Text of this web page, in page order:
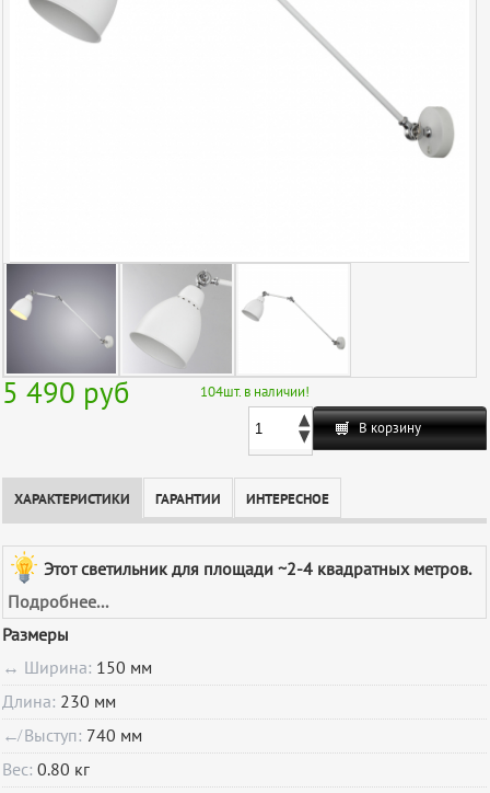
5 490 руб 104шт. в наличии!
В корзину
ХАРАКТЕРИСТИКИ ГАРАНТИИ ИНТЕРЕСНОЕ
Этот светильник для площади ~2-4 квадратных метров.
Подробнее...
Размеры
↔ Ширина: 150 мм
Длина: 230 мм
↚ Выступ: 740 мм
Вес:0.80 кг